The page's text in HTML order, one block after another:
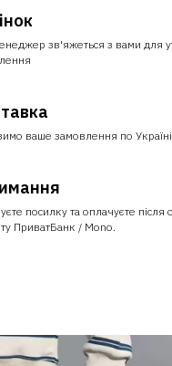
зв'яжеться з вами для
ваше замовлення по
посилку та оплачуєте після
ПриватБанк / Mono.